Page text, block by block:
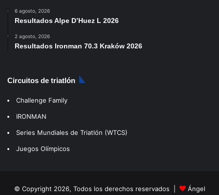
6 agosto, 2026
Resultados Alpe D’Huez L 2026
2 agosto, 2026
Resultados Ironman 70.3 Kraków 2026
Circuitos de triatlón
Challenge Family
IRONMAN
Series Mundiales de Triatlón (WTCS)
Juegos Olímpicos
© Copyright 2026, Todos los derechos reservados | Ángel